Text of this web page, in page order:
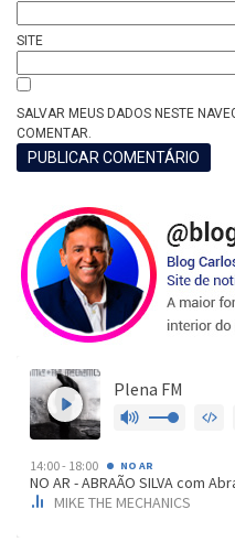
SITE
SALVAR MEUS DADOS NESTE
COMENTAR.